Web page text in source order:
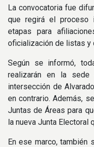
La convocatoria fue
que regirá el proceso
etapas para
oficialización de listas y
Según se informó,
realizarán en la sede
intersección de
en contrario. Además,
Juntas de Áreas para
la nueva Junta Electoral
En ese marco, también